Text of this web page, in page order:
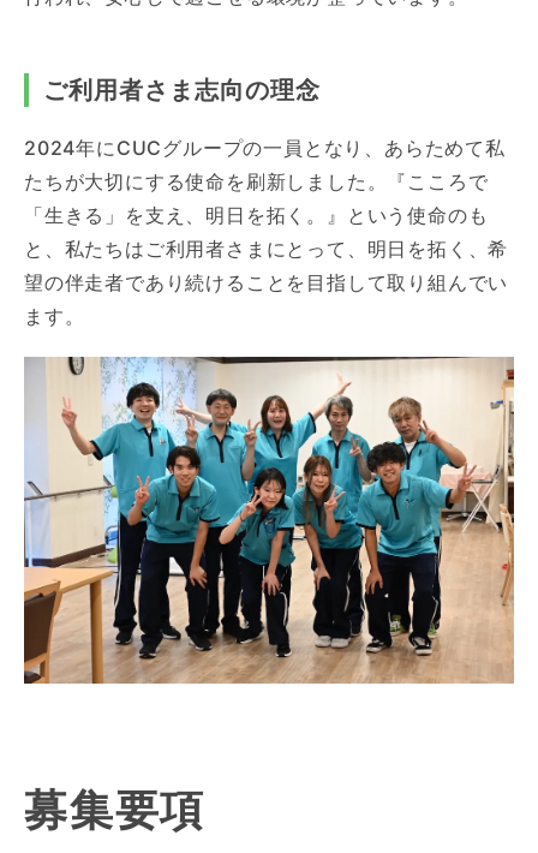
ご利用者さま志向の理念
2024年にCUCグループの一員となり、あらためて私
たちが大切にする使命を刷新しました。『こころで
「生きる」を支え、明日を拓く。』という使命のも
と、私たちはご利用者さまにとって、明日を拓く、希
望の伴走者であり続けることを目指して取り組んでい
ます。
募集要項